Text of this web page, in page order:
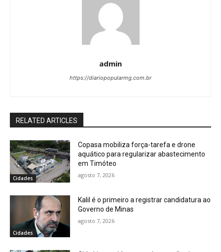
admin
https://diariopopularmg.com.br
RELATED ARTICLES
Cidades
Copasa mobiliza força-tarefa e drone
aquático para regularizar abastecimento
em Timóteo
agosto 7, 2026
Cidades
Kalil é o primeiro a registrar candidatura ao
Governo de Minas
agosto 7, 2026